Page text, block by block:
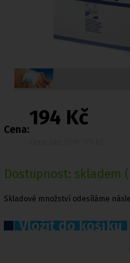
Cena:
194 Kč
Dostupnost: skladem
Skladové množství odesíláme
Vložit do košíku